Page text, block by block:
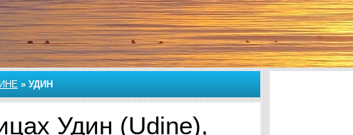
» УДИН
Удин (Udine),